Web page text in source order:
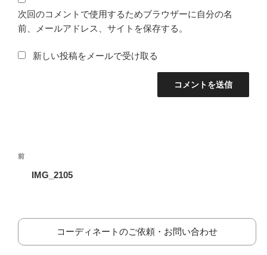
次回のコメントで使用するためブラウザーに自分の名
前、メールアドレス、サイトを保存する。
新しい投稿をメールで受け取る
投
ゲ
シ
前
前
IMG_2105
コーディネートのご依頼・お問い合わせ